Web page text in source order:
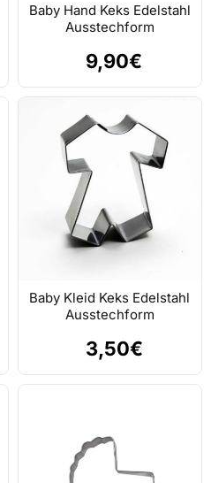
Baby Hand Keks Edelstahl
Ausstechform
9,90€
Baby Kleid Keks Edelstahl
Ausstechform
3,50€